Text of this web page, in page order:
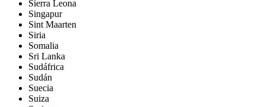
Sierra Leona
Singapur
Sint Maarten
Siria
Somalia
Sri Lanka
Sudáfrica
Sudán
Suecia
Suiza